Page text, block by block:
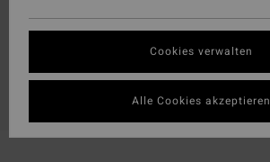
Cookies verwalten
Alle Cookies akzeptieren